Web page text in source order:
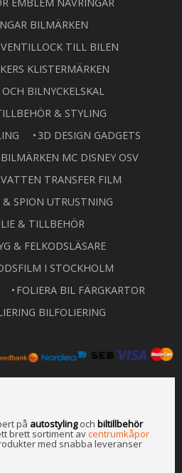
BILMÄRKEN
TILL BILEN
KLISTERMÄRKEN
BILNYCKELSKAL
& STYLING
3D DESIGN GADGETS
MC DISNEY OSV
TRANSFER FILM
& SPION UTRUSTNING
& TILLBEHÖR
& FELKODSLÄSARE
I STOCKHOLM
FOLIERA BIL FÄRGKARTOR
BILFOLIERING
på autostylingoch biltillbehör
brett sortiment avcentrumkåpor
med snabba leveranser